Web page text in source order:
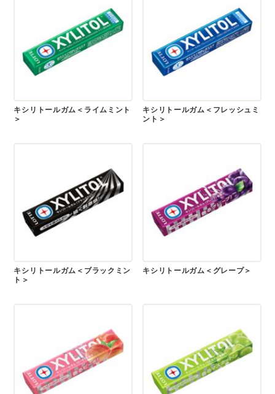
キシリトールガム＜ライムミント
＞
キシリトールガム＜フレッシュミ
ント＞
キシリトールガム＜ブラックミン
ト＞
キシリトールガム＜グレープ＞